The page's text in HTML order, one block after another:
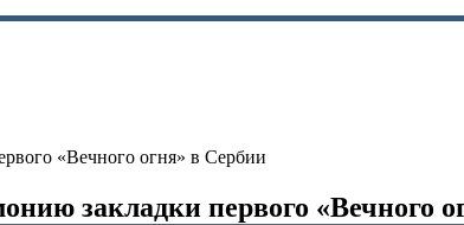
«Вечного огня» в Сербии
закладки первого «Вечного